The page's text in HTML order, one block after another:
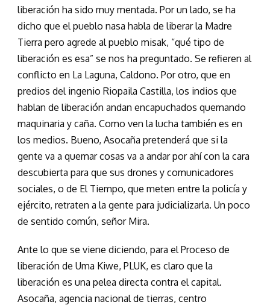
liberación ha sido muy mentada. Por un lado, se ha
dicho que el pueblo nasa habla de liberar la Madre
Tierra pero agrede al pueblo misak, “qué tipo de
liberación es esa” se nos ha preguntado. Se refieren al
conflicto en La Laguna, Caldono. Por otro, que en
predios del ingenio Riopaila Castilla, los indios que
hablan de liberación andan encapuchados quemando
maquinaria y caña. Como ven la lucha también es en
los medios. Bueno, Asocaña pretenderá que si la
gente va a quemar cosas va a andar por ahí con la cara
descubierta para que sus drones y comunicadores
sociales, o de El Tiempo, que meten entre la policía y
ejército, retraten a la gente para judicializarla. Un poco
de sentido común, señor Mira.
Ante lo que se viene diciendo, para el Proceso de
liberación de Uma Kiwe, PLUK, es claro que la
liberación es una pelea directa contra el capital.
Asocaña, agencia nacional de tierras, centro